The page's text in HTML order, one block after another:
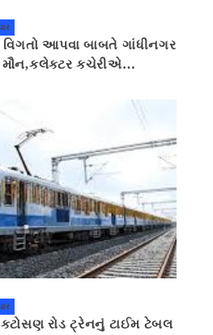
આપવા બાબતે ગાંધીનગર
કચેરીએ
રોડ ટ્રેનનું ટાઈમ ટેબલ